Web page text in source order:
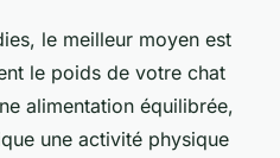
le meilleur moyen est
le poids de votre chat
alimentation équilibrée,
une activité physique